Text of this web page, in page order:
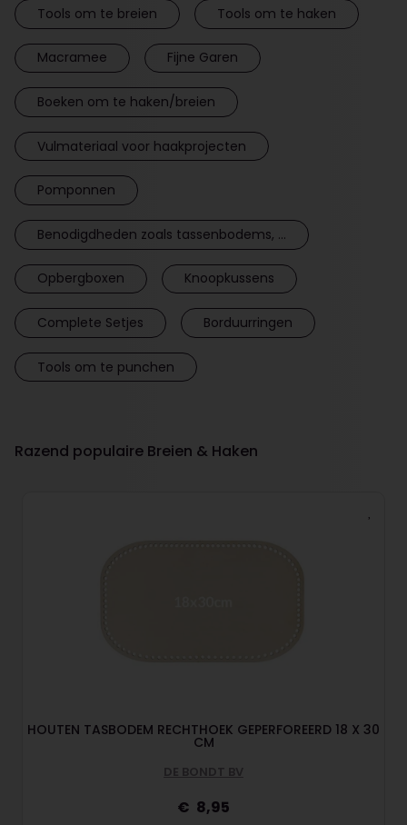
Tools om te breien Tools om te haken
Macramee Fijne Garen
Boeken om te haken/breien
Vulmateriaal voor haakprojecten
Pomponnen
Benodigdheden zoals tassenbodems, ...
Opbergboxen Knoopkussens
Complete Setjes Borduurringen
Tools om te punchen
Razend populaire Breien & Haken
HOUTEN TASBODEM RECHTHOEK GEPERFOREERD 18 X 30
CM
DE BONDT BV
8,95